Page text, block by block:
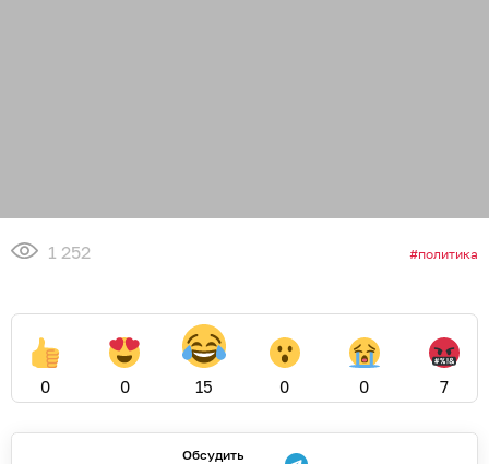
1 252 политика
0 0 15 0 0 7
Обсудить